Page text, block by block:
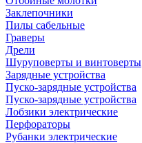
Заклепочники
Пилы сабельные
Граверы
Дрели
Шуруповерты и винтоверты
Зарядные устройства
Пуско-зарядные устройства
Пуско-зарядные устройства
Лобзики электрические
Перфораторы
Рубанки электрические